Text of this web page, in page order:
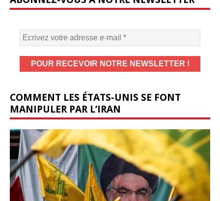
COMMENT LES ÉTATS-UNIS SE FONT
MANIPULER PAR L’IRAN